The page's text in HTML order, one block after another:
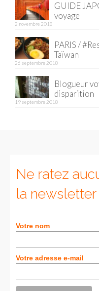
– Séoul
– Copenhague
– Nice
– Osaka
PÉROU
USA
– Los Angeles
GUIDE
voyage
2 novembre 2018
PARIS /
Taïwan
26 septembre 2018
Blogueur
disparition
19 septembre 2018
Ne ratez
la newsletter
Votre nom
Votre adresse e-mail